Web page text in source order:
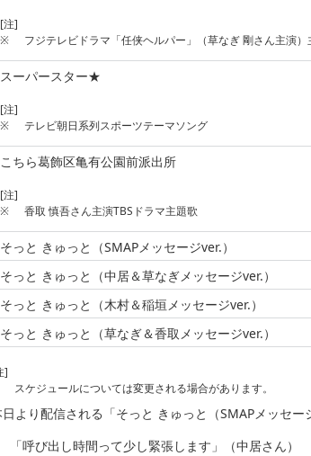
[注]
※
フジテレビドラマ「任侠ヘルパー」（草なぎ 剛さん主演）
スーパースター★
[注]
※
テレビ朝日系列スポーツテーマソング
こちら葛飾区亀有公園前派出所
[注]
※
香取 慎吾さん主演TBSドラマ主題歌
そっと きゅっと（SMAPメッセージver.）
そっと きゅっと（中居＆草なぎメッセージver.）
そっと きゅっと（木村＆稲垣メッセージver.）
そっと きゅっと（草なぎ＆香取メッセージver.）
]
スケジュールについては変更される場合があります。
より配信される「そっと きゅっと（SMAPメッセー
「呼び出し時間って少し緊張します」（中居さん）